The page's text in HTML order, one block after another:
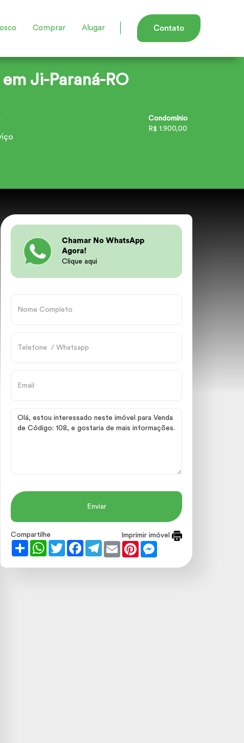
Comprar Alugar Contato
Ji-Paraná-RO
Condomínio
R$ 1.900,00
Chamar No WhatsApp
Agora!
Clique aqui
Enviar
Imprimir imóvel
Compartilhe
Share
WhatsApp
TwitterFacebookTelegram
Email Pinterest